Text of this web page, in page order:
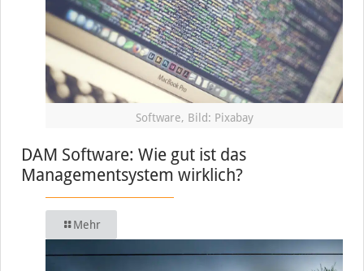
Software, Bild: Pixabay
DAM Software: Wie gut ist das
Managementsystem wirklich?
Mehr